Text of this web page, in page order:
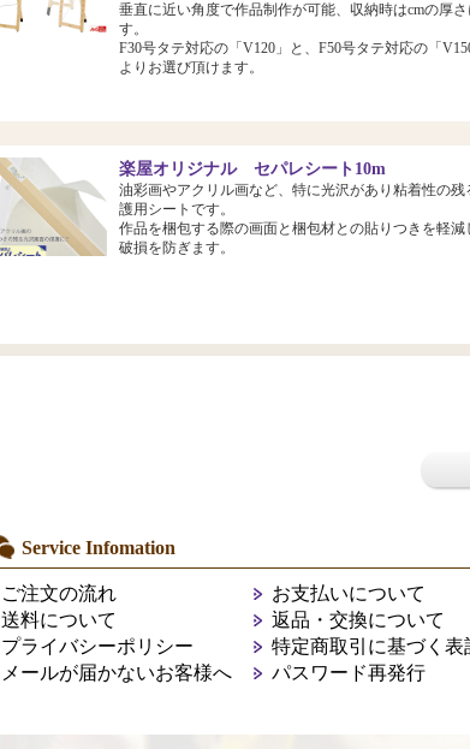
垂直に近い角度で作品制作が可能、収納時はcmの厚さ
す。
F30号タテ対応の「V120」と、F50号タテ対応の「
よりお選び頂けます。
楽屋オリジナル セパレシート10m
油彩画やアクリル画など、特に光沢があり粘着性の残
護用シートです。
作品を梱包する際の画面と梱包材との貼りつきを軽減
破損を防ぎます。
Service Infomation
ご注文の流れ
お支払いについて
送料について
返品・交換について
プライバシーポリシー
特定商取引に基づく表
メールが届かないお客様へ
パスワード再発行